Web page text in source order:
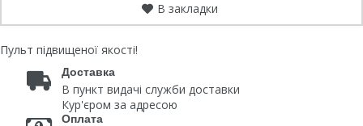
В закладки
Пульт підвищеної якості!
Доставка
В пункт видачі служби доставки
Кур'єром за адресою
Оплата